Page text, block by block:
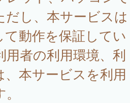
し、本サービスは
動作を保証してい
者の利用環境、利
本サービスを利用